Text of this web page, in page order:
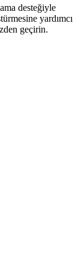
desteğiyle
yardımcı
geçirin.